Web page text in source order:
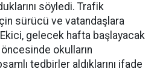
söyledi. Trafik
için sürücü ve vatandaşlara
Ekici, gelecek hafta başlayacak
okulların
tedbirler aldıklarını ifade